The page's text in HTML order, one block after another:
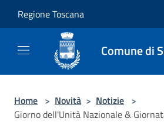
Regione Toscana
Comune di
Home > Novità > Notizie >
Giorno dell'Unità Nazionale &